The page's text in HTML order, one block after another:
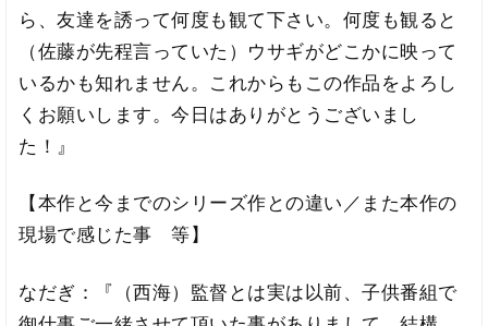
ら、友達を誘って何度も観て下さい。何度も観ると
（佐藤が先程言っていた）ウサギがどこかに映って
いるかも知れません。これからもこの作品をよろし
くお願いします。今日はありがとうございまし
た！』
【本作と今までのシリーズ作との違い／また本作の
現場で感じた事 等】
なだぎ：『（西海）監督とは実は以前、子供番組で